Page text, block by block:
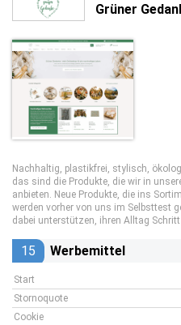
Grüner
Nachhaltig, plastikfrei, stylisch,
das sind die Produkte, die wir in
anbieten. Neue Produkte, die ins
werden vorher von uns im Selbsttest
dabei unterstützen, ihren Alltag
15 Werbemittel
Start
Stornoquote
Cookie